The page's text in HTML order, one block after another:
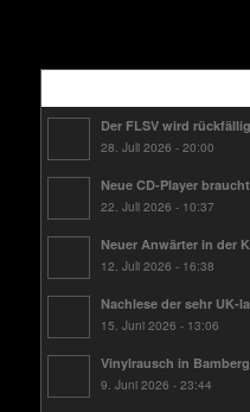
Der FLSV wird
28. Juli 2026 - 20:00
Neue CD-Player
22. Juli 2026 - 10:37
Neuer Anwärter in der
12. Juli 2026 - 16:38
Nachlese der sehr UK-
15. Juni 2026 - 13:06
Vinylrausch in
9. Juni 2026 - 23:44